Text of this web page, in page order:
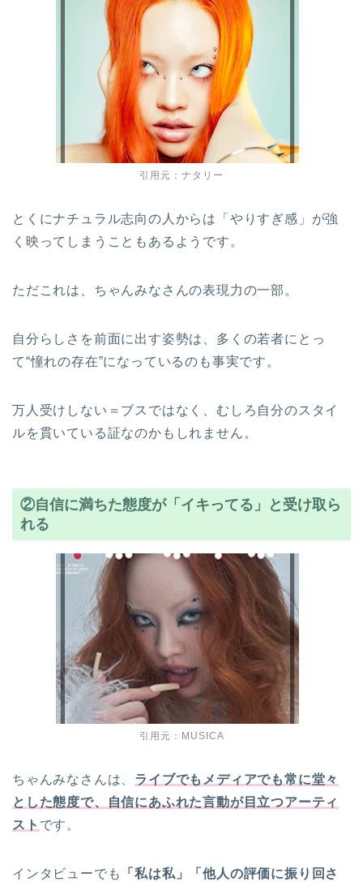
引用元：ナタリー
とくにナチュラル志向の人からは「やりすぎ感」が強
く映ってしまうこともあるようです。
ただこれは、ちゃんみなさんの表現力の一部。
自分らしさを前面に出す姿勢は、多くの若者にとっ
て“憧れの存在”になっているのも事実です。
万人受けしない＝ブスではなく、むしろ自分のスタイ
ルを貫いている証なのかもしれません。
②自信に満ちた態度が「イキってる」と受け取ら
れる
引用元：MUSICA
ちゃんみなさんは、 ライブでもメディアでも常に堂々
とした態度で、自信にあふれた言動が目立つアーティ
スト です。
インタビューでも
「私は私」「他人の評価に振り回さ